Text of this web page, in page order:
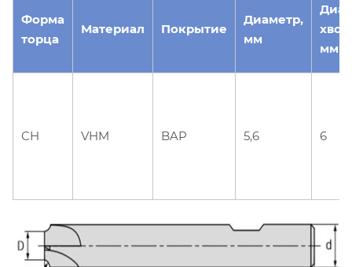
Форма
торца
Материал Покрытие
Диаметр,
мм
мм
CH VHM BAP 5,6 6